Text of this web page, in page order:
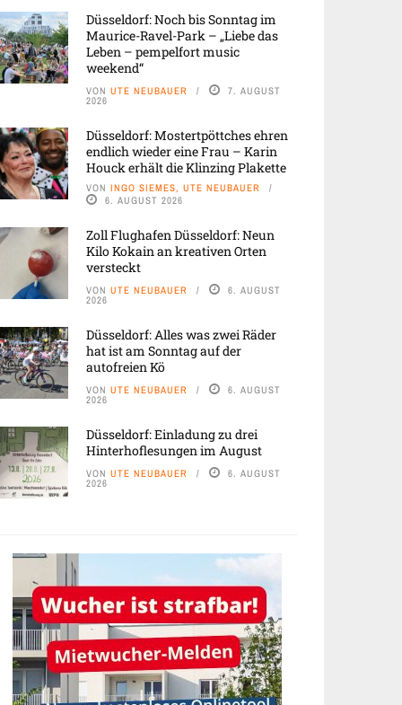
Düsseldorf: Noch bis Sonntag im
Maurice-Ravel-Park – „Liebe das
Leben – pempelfort music
weekend“
VON UTE NEUBAUER 7. AUGUST
2026
Düsseldorf: Mostertpöttches ehren
endlich wieder eine Frau – Karin
Houck erhält die Klinzing Plakette
VON INGO SIEMES, UTE NEUBAUER
6. AUGUST 2026
Zoll Flughafen Düsseldorf: Neun
Kilo Kokain an kreativen Orten
versteckt
VON UTE NEUBAUER 6. AUGUST
2026
Düsseldorf: Alles was zwei Räder
hat ist am Sonntag auf der
autofreien Kö
VON UTE NEUBAUER 6. AUGUST
2026
Düsseldorf: Einladung zu drei
Hinterhoflesungen im August
VON UTE NEUBAUER 6. AUGUST
2026